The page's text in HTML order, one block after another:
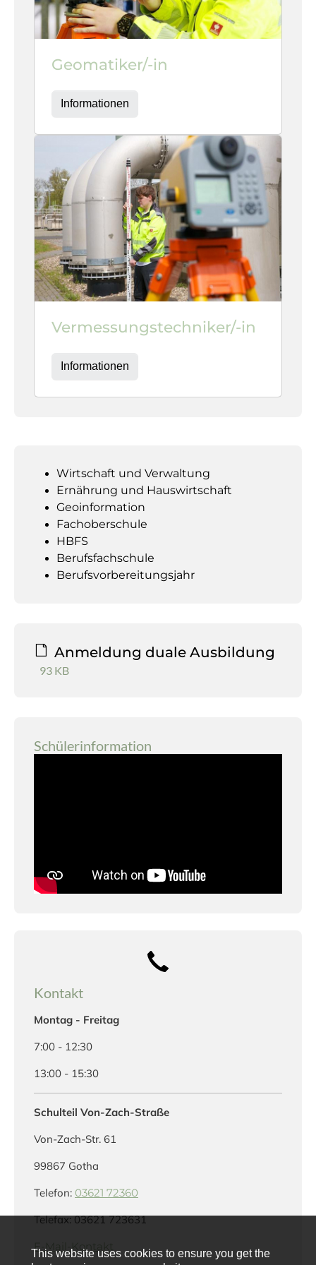
This website uses cookies to ensure you get the
Geomatiker/-in
Informationen
Vermessungstechniker/-in
Informationen
Wirtschaft und Verwaltung
Ernährung und Hauswirtschaft
Geoinformation
Fachoberschule
HBFS
Berufsfachschule
Berufsvorbereitungsjahr
Anmeldung duale Ausbildung
93 KB
Schülerinformation
Kontakt
Montag - Freitag
7:00 - 12:30
13:00 - 15:30
Schulteil Von-Zach-Straße
Von-Zach-Str. 61
99867 Gotha
Telefon: 03621 72360
Telefax: 03621 723631
E-Mail-Kontakt